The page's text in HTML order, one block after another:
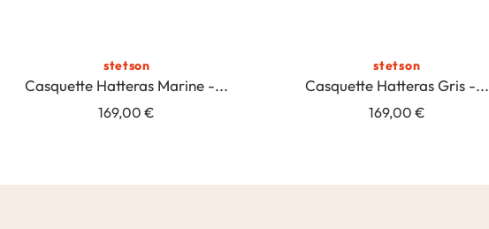
stetson
Casquette Hatteras Marine -...
169,00 €
stetson
Casquette Hatteras Gris -...
169,00 €